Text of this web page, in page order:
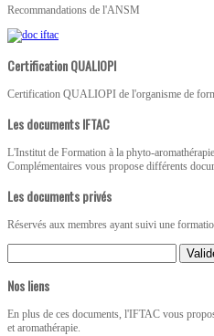
Recommandations de l'ANSM
Certification QUALIOPI
Certification QUALIOPI de l'organisme de
Les documents IFTAC
L'Institut de Formation à la phyto-
Complémentaires vous propose différents
Les documents privés
Réservés aux membres ayant suivi une
Nos liens
En plus de ces documents, l'IFTAC vous
et aromathérapie.